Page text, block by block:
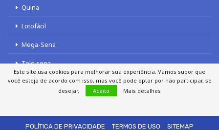
Quina
Lotofácil
Mega-Sena
Tele sena
POLÍTICA DE PRIVACIDADE
TERMOS DE USO SITEMAP
Este site usa cookies para melhorar sua experiência. Vamos supor que
você esteja de acordo com isso, mas você pode optar por não participar, se
desejar.
Aceito Mais detalhes